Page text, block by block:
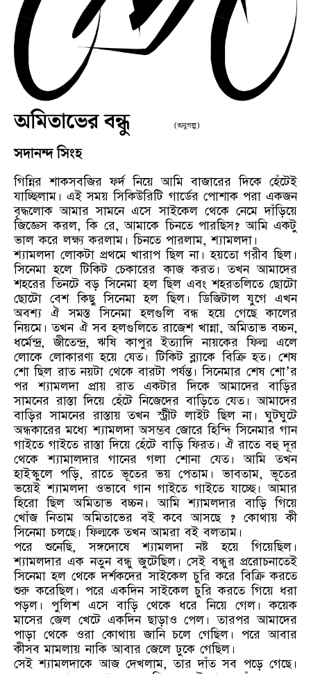
অমিতাভের বন্ধু (অনুগল্প)
সদানন্দ সিংহ
গিন্নির শাকসবজির ফর্দ নিয়ে আমি বাজারের দিকে হেঁটেই
যাচ্ছিলাম। এই সময় সিকিউরিটি গার্ডের পোশাক পরা একজন
বৃদ্ধলোক আমার সামনে এসে সাইকেল থেকে নেমে দাঁড়িয়ে
জিজ্ঞেস করল, কি রে, আমাকে চিনতে পারছিস? আমি একটু
ভাল করে লক্ষ্য করলাম। চিনতে পারলাম, শ্যামলদা।
শ্যামলদা লোকটা প্রথমে খারাপ ছিল না। হয়তো গরীব ছিল।
সিনেমা হলে টিকিট চেকারের কাজ করত। তখন আমাদের
শহরের তিনটে বড় সিনেমা হল ছিল এবং শহরতলিতে ছোটো
ছোটো বেশ কিছু সিনেমা হল ছিল। ডিজিটাল যুগে এখন
অবশ্য ঐ সমস্ত সিনেমা হলগুলি বন্ধ হয়ে গেছে কালের
নিয়মে। তখন ঐ সব হলগুলিতে রাজেশ খান্না, অমিতাভ বচ্চন,
ধর্মেন্দ্র, জীতেন্দ্র, ঋষি কাপুর ইত্যাদি নায়কের ফিল্ম এলে
লোকে লোকারণ্য হয়ে যেত। টিকিট ব্ল্যাকে বিক্রি হত। শেষ
শো ছিল রাত নয়টা থেকে বারটা পর্যন্ত। সিনেমার শেষ শো’র
পর শ্যামলদা প্রায় রাত একটার দিকে আমাদের বাড়ির
সামনের রাস্তা দিয়ে হেঁটে নিজেদের বাড়িতে যেত। আমাদের
বাড়ির সামনের রাস্তায় তখন স্ট্রীট লাইট ছিল না। ঘুটঘুটে
অন্ধকারের মধ্যে শ্যামলদা অসম্ভব জোরে হিন্দি সিনেমার গান
গাইতে গাইতে রাস্তা দিয়ে হেঁটে বাড়ি ফিরত। ঐ রাতে বহু দূর
থেকে শ্যামালদার গানের গলা শোনা যেত। আমি তখন
হাইস্কুলে পড়ি, রাতে ভূতের ভয় পেতাম। ভাবতাম, ভূতের
ভয়েই শ্যামলদা ওভাবে গান গাইতে গাইতে যাচ্ছে। আমার
হিরো ছিল অমিতাভ বচ্চন। আমি শ্যামলদার বাড়ি গিয়ে
খোঁজ নিতাম অমিতাভের বই কবে আসছে ? কোথায় কী
সিনেমা চলছে। ফিল্মকে তখন আমরা বই বলতাম।
পরে শুনেছি, সঙ্গদোষে শ্যামলদা নষ্ট হয়ে গিয়েছিল।
শ্যামলদার এক নতুন বন্ধু জুটেছিল। সেই বন্ধুর প্ররোচনাতেই
সিনেমা হল থেকে দর্শকদের সাইকেল চুরি করে বিক্রি করতে
শুরু করেছিল। পরে একদিন সাইকেল চুরি করতে গিয়ে ধরা
পড়ল। পুলিশ এসে বাড়ি থেকে ধরে নিয়ে গেল। কয়েক
মাসের জেল খেটে একদিন ছাড়াও পেল। তারপর আমাদের
পাড়া থেকে ওরা কোথায় জানি চলে গেছিল। পরে আবার
কীসব মামলায় নাকি আবার জেলে ঢুকে গেছিল।
সেই শ্যামলদাকে আজ দেখলাম, তার দাঁত সব পড়ে গেছে।